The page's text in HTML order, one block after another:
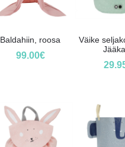
Baldahiin, roosa
99.00€
Väike